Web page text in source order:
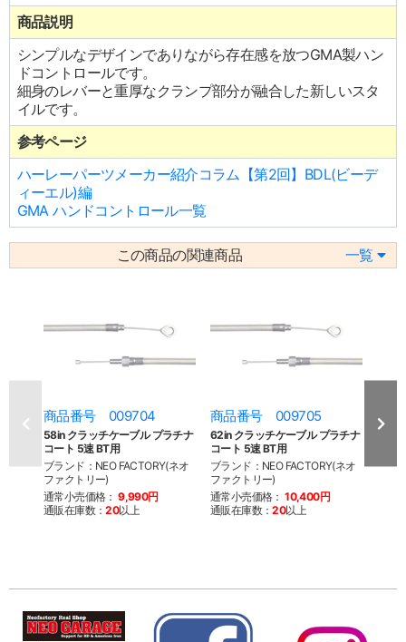
商品説明
シンプルなデザインでありながら存在感を放つGMA製ハン
ドコントロールです。
細身のレバーと重厚なクランプ部分が融合した新しいスタ
イルです。
参考ページ
ハーレーパーツメーカー紹介コラム【第2回】BDL(ビーデ
ィーエル)編
GMA ハンドコントロール一覧
この商品の関連商品 一覧
商品番号 009704
58in クラッチケーブル プラチナ
コート 5速 BT用
ブランド：NEO FACTORY(ネオ
ファクトリー)
通常小売価格： 9,990円
通販在庫数：20以上
商品番号 009705
62in クラッチケーブル プラチナ
コート 5速 BT用
ブランド：NEO FACTORY(ネオ
ファクトリー)
通常小売価格： 10,400円
通販在庫数：20以上
商
ブラ